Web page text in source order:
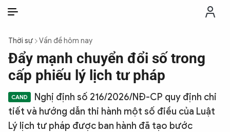
THỜI SỰ
CHỐNG DIỄN BIẾN HÒA BÌNH
CÔNG AN TRONG LÒNG DÂN
Thời sự Vấn đề hôm nay
Đẩy mạnh chuyển đổi số trong
cấp phiếu lý lịch tư pháp
Nghị định số 216/2026/NĐ-CP quy định chi
tiết và hướng dẫn thi hành một số điều của Luật
Lý lịch tư pháp được ban hành đã tạo bước